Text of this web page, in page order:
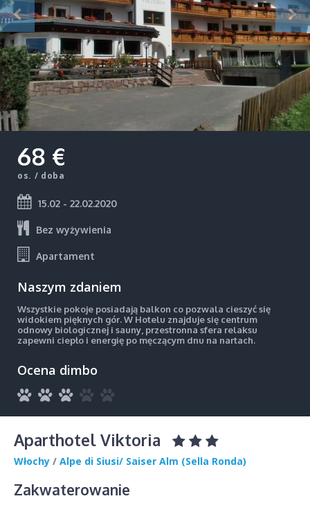
68 €
os. / doba
15.02 - 22.02.2020
Bez wyżywienia
Apartament
Naszym zdaniem
Wszystkie pokoje posiadają balkon co pozwala cieszyć się
widokiem pięknych gór. W Hotelu znajduje się centrum
odnowy biologicznej i sauny, przestronna sfera relaksu
zapewni ciepło i energię po męczącym dnu na nartach.
Ocena dimbo
Aparthotel Viktoria
Włochy / Alpe di Siusi/ Saiser Alm (Sella Ronda)
Zakwaterowanie